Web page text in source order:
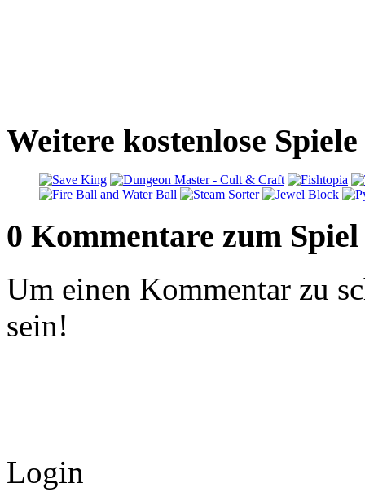
Weitere kostenlose
0 Kommentare zum Spiel
Um einen Kommentar zu
sein!
Login